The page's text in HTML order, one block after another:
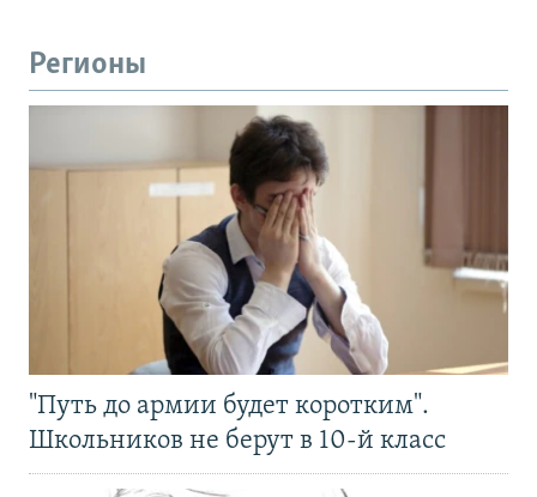
Регионы
"Путь до армии будет коротким".
Школьников не берут в 10-й класс